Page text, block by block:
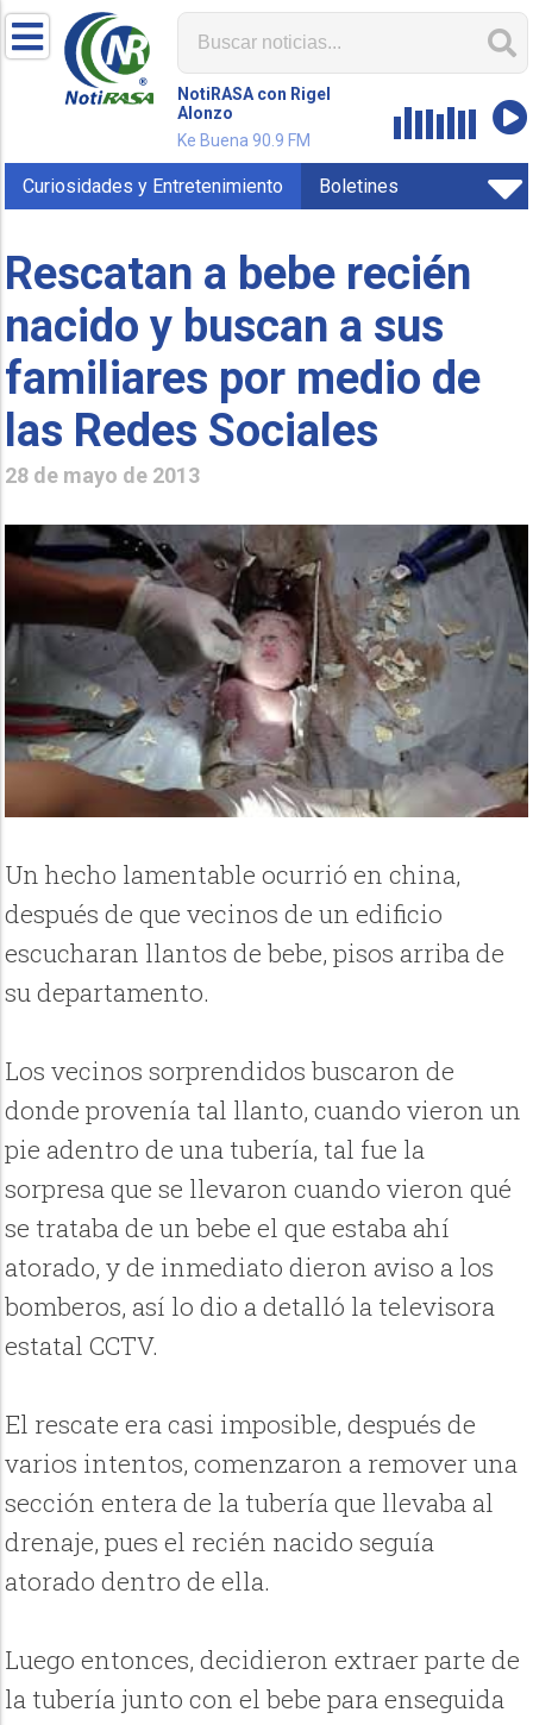
NotiRASA con Rigel
Alonzo
Ke Buena 90.9 FM
Curiosidades y Entretenimiento Boletines
Rescatan a bebe recién
nacido y buscan a sus
familiares por medio de
las Redes Sociales
28 de mayo de 2013
Un hecho lamentable ocurrió en china,
después de que vecinos de un edificio
escucharan llantos de bebe, pisos arriba de
su departamento.
Los vecinos sorprendidos buscaron de
donde provenía tal llanto, cuando vieron un
pie adentro de una tubería, tal fue la
sorpresa que se llevaron cuando vieron qué
se trataba de un bebe el que estaba ahí
atorado, y de inmediato dieron aviso a los
bomberos, así lo dio a detalló la televisora
estatal CCTV.
El rescate era casi imposible, después de
varios intentos, comenzaron a remover una
sección entera de la tubería que llevaba al
drenaje, pues el recién nacido seguía
atorado dentro de ella.
Luego entonces, decidieron extraer parte de
la tubería junto con el bebe para enseguida